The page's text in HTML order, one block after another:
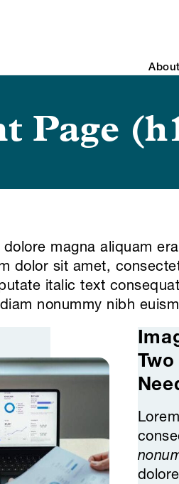
About
Page
magna aliquam
dolor sit amet,
italic text
nonummy nibh